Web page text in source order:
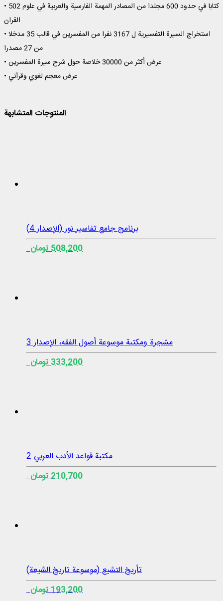
• 502 كتابا في حدود 600 مجلدا من المصادر المهمة الفارسية والعربية في علوم
القران
• استخراج السيرة التفسيرية ل 3167 نفرا من المفسرين في قالب 35 مدخلا
من 27 مصدرا
• عرض أكثر من 30000 خلاصة حول شرح سيرة المفسرين
• عرض معجم لغوي وقرآني
المنتوجات المتشابهة
برنامج جامع تفاسير نور (الإصدار 4)
508,200 تومان
مشجرة ومكتبة موسوعة أصول الفقه، الإصدار 3
333,200 تومان
مكتبة قواعد الأدب العربي 2
210,700 تومان
تأريخ التشيع (موسوعة تاريخ الشيعة)
193,200 تومان